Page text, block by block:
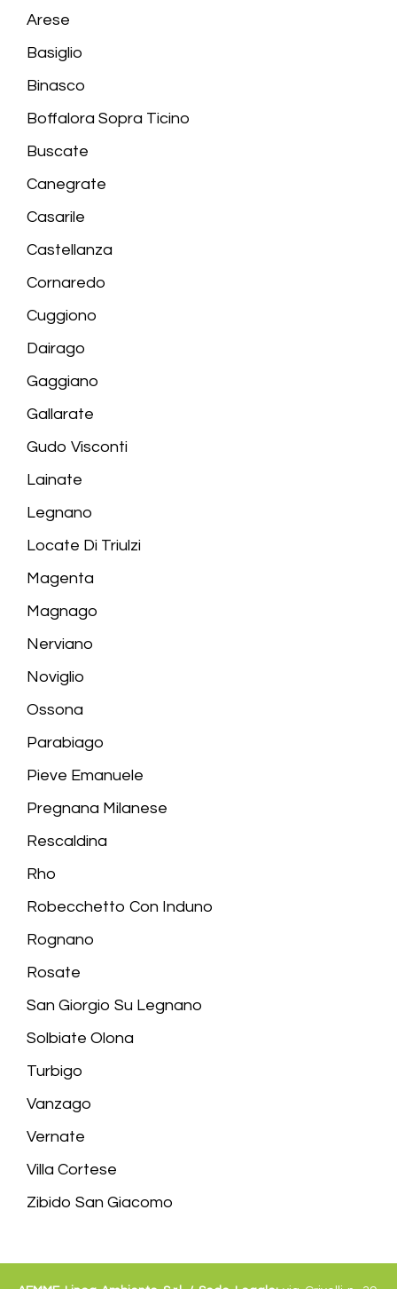
Arese
Basiglio
Binasco
Boffalora Sopra Ticino
Buscate
Canegrate
Casarile
Castellanza
Cornaredo
Cuggiono
Dairago
Gaggiano
Gallarate
Gudo Visconti
Lainate
Legnano
Locate Di Triulzi
Magenta
Magnago
Nerviano
Noviglio
Ossona
Parabiago
Pieve Emanuele
Pregnana Milanese
Rescaldina
Rho
Robecchetto Con Induno
Rognano
Rosate
San Giorgio Su Legnano
Solbiate Olona
Turbigo
Vanzago
Vernate
Villa Cortese
Zibido San Giacomo